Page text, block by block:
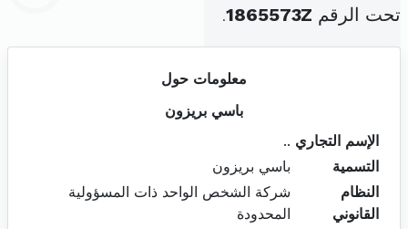
تحت الرقم 1865573Z
.
معلومات حول
باسي بريزون
الإسم التجاري ..
التسمية
باسي بريزون
النظام
القانوني
شركة الشخص الواحد ذات المسؤولية
المحدودة